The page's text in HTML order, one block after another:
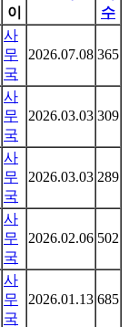
이
수
사
무
국
2026.07.08 365
사
무
국
2026.03.03 309
사
무
국
2026.03.03 289
사
무
국
2026.02.06 502
사
무
국
2026.01.13 685